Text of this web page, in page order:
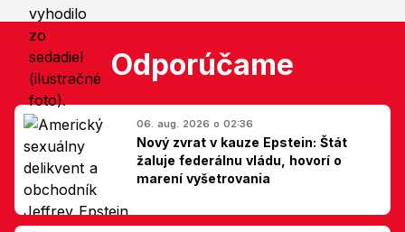
Odporúčame
06. aug. 2026 o 02:36
Nový zvrat v kauze Epstein: Štát
žaluje federálnu vládu, hovorí o
marení vyšetrovania